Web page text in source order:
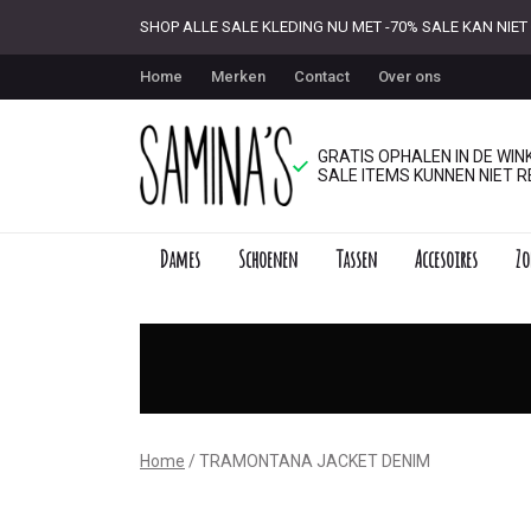
SHOP ALLE SALE KLEDING NU MET -70% SALE KAN
Home Merken Contact Over ons
GRATIS OPHALEN IN DE
SALE ITEMS KUNNEN NIET
Dames Schoenen Tassen Accesoires
TRAMONTANA
Home TRAMONTANA JACKET DENIM